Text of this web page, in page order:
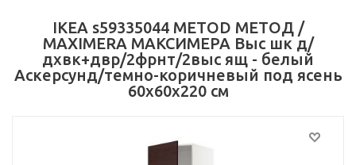
IKEA s59335044 METOD МЕТОД /
MAXIMERA МАКСИМЕРА Выс шк д/
дхвк+двр/2фрнт/2выс ящ - белый
Аскерсунд/темно-коричневый под ясень
60x60x220 см